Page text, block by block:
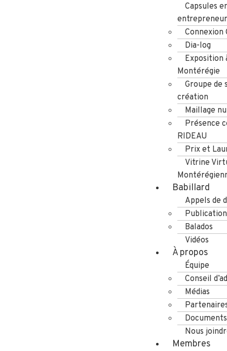
Capsules
Connexion
Dia-log
Exposition
Montérégie
Groupe de
création
Maillage
Présence
RIDEAU
Prix et
Vitrine
Babillard
Appels de
Balados
Vidéos
À propos
Équipe
Conseil
Médias
Documents
Nous
Membres